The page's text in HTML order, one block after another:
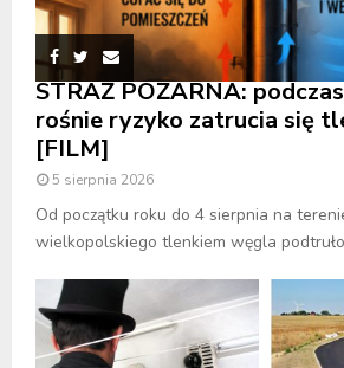
STRAŻ POŻARNA:
rośnie ryzyko zatrucia się
[FILM]
5 sierpnia 2026
Od początku roku do 4 sierpnia na
wielkopolskiego tlenkiem węgla podtruło